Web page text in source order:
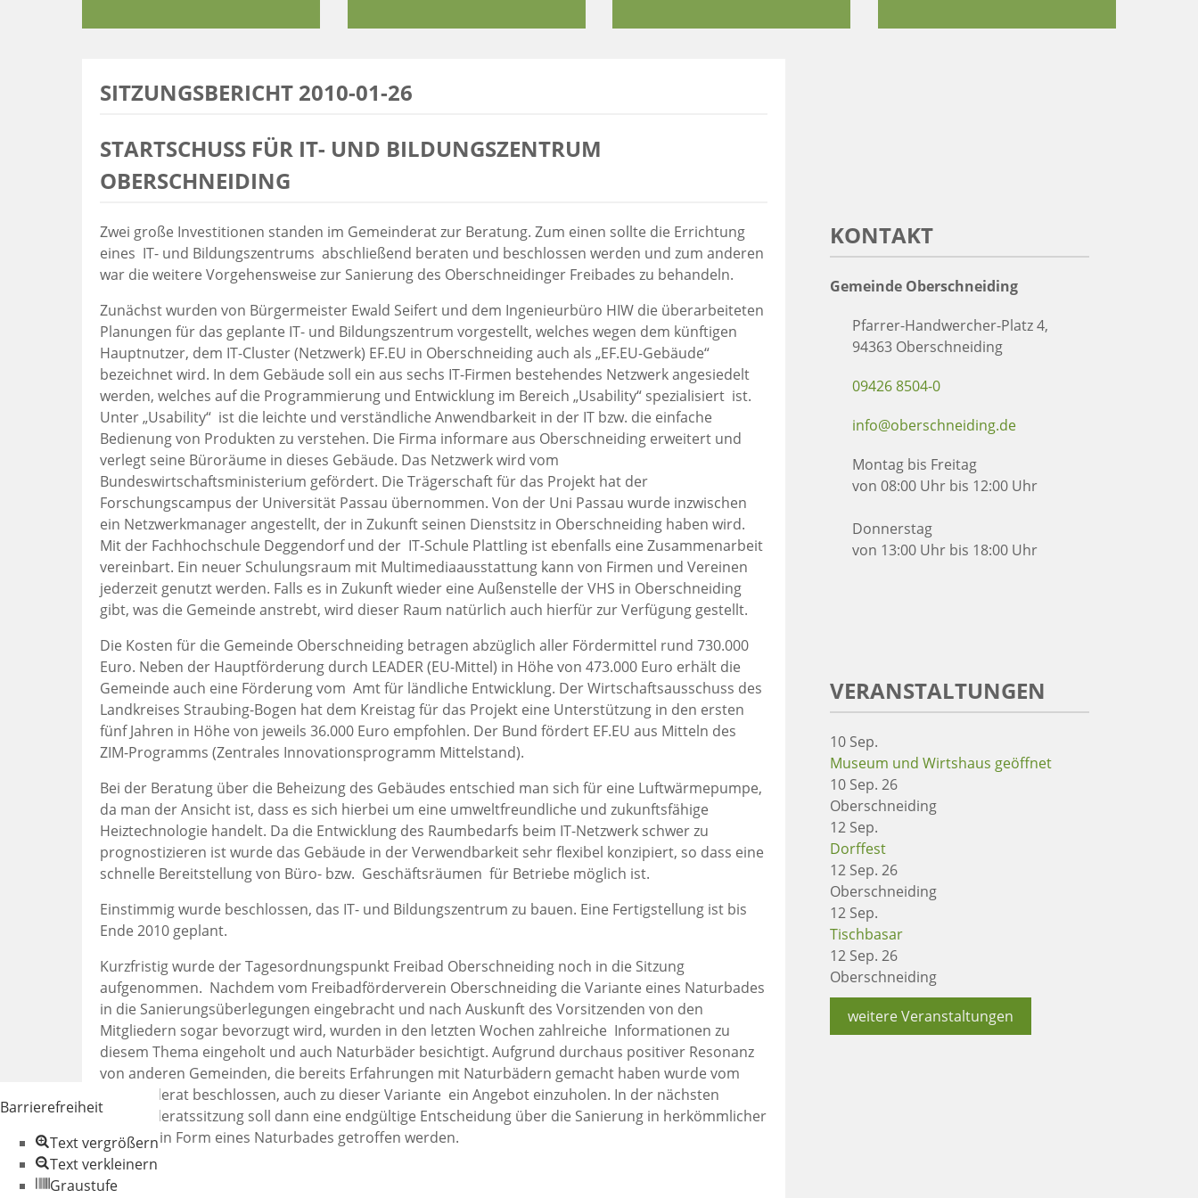
SITZUNGSBERICHT 2010-01-26
STARTSCHUSS FÜR IT- UND BILDUNGSZENTRUM
OBERSCHNEIDING
Zwei große Investitionen standen im Gemeinderat zur Beratung. Zum einen sollte die Errichtung
eines IT- und Bildungszentrums abschließend beraten und beschlossen werden und zum anderen
war die weitere Vorgehensweise zur Sanierung des Oberschneidinger Freibades zu behandeln.
Zunächst wurden von Bürgermeister Ewald Seifert und dem Ingenieurbüro HIW die überarbeiteten
Planungen für das geplante IT- und Bildungszentrum vorgestellt, welches wegen dem künftigen
Hauptnutzer, dem IT-Cluster (Netzwerk) EF.EU in Oberschneiding auch als „EF.EU-Gebäude“
bezeichnet wird. In dem Gebäude soll ein aus sechs IT-Firmen bestehendes Netzwerk angesiedelt
werden, welches auf die Programmierung und Entwicklung im Bereich „Usability“ spezialisiert ist.
Unter „Usability“ ist die leichte und verständliche Anwendbarkeit in der IT bzw. die einfache
Bedienung von Produkten zu verstehen. Die Firma informare aus Oberschneiding erweitert und
verlegt seine Büroräume in dieses Gebäude. Das Netzwerk wird vom
Bundeswirtschaftsministerium gefördert. Die Trägerschaft für das Projekt hat der
Forschungscampus der Universität Passau übernommen. Von der Uni Passau wurde inzwischen
ein Netzwerkmanager angestellt, der in Zukunft seinen Dienstsitz in Oberschneiding haben wird.
Mit der Fachhochschule Deggendorf und der IT-Schule Plattling ist ebenfalls eine Zusammenarbeit
vereinbart. Ein neuer Schulungsraum mit Multimediaausstattung kann von Firmen und Vereinen
jederzeit genutzt werden. Falls es in Zukunft wieder eine Außenstelle der VHS in Oberschneiding
gibt, was die Gemeinde anstrebt, wird dieser Raum natürlich auch hierfür zur Verfügung gestellt.
Die Kosten für die Gemeinde Oberschneiding betragen abzüglich aller Fördermittel rund 730.000
Euro. Neben der Hauptförderung durch LEADER (EU-Mittel) in Höhe von 473.000 Euro erhält die
Gemeinde auch eine Förderung vom Amt für ländliche Entwicklung. Der Wirtschaftsausschuss des
Landkreises Straubing-Bogen hat dem Kreistag für das Projekt eine Unterstützung in den ersten
fünf Jahren in Höhe von jeweils 36.000 Euro empfohlen. Der Bund fördert EF.EU aus Mitteln des
ZIM-Programms (Zentrales Innovationsprogramm Mittelstand).
Bei der Beratung über die Beheizung des Gebäudes entschied man sich für eine Luftwärmepumpe,
da man der Ansicht ist, dass es sich hierbei um eine umweltfreundliche und zukunftsfähige
Heiztechnologie handelt. Da die Entwicklung des Raumbedarfs beim IT-Netzwerk schwer zu
prognostizieren ist wurde das Gebäude in der Verwendbarkeit sehr flexibel konzipiert, so dass eine
schnelle Bereitstellung von Büro- bzw. Geschäftsräumen für Betriebe möglich ist.
Einstimmig wurde beschlossen, das IT- und Bildungszentrum zu bauen. Eine Fertigstellung ist bis
Ende 2010 geplant.
Kurzfristig wurde der Tagesordnungspunkt Freibad Oberschneiding noch in die Sitzung
aufgenommen. Nachdem vom Freibadförderverein Oberschneiding die Variante eines Naturbades
in die Sanierungsüberlegungen eingebracht und nach Auskunft des Vorsitzenden von den
Mitgliedern sogar bevorzugt wird, wurden in den letzten Wochen zahlreiche Informationen zu
diesem Thema eingeholt und auch Naturbäder besichtigt. Aufgrund durchaus positiver Resonanz
von anderen Gemeinden, die bereits Erfahrungen mit Naturbädern gemacht haben wurde vom
Gemeinderat beschlossen, auch zu dieser Variante ein Angebot einzuholen. In der nächsten
Gemeinderatssitzung soll dann eine endgültige Entscheidung über die Sanierung in herkömmlicher
Art oder in Form eines Naturbades getroffen werden.
KONTAKT
Gemeinde Oberschneiding
Pfarrer-Handwercher-Platz 4,
94363 Oberschneiding
09426 8504-0
info@oberschneiding.de
Montag bis Freitag
von 08:00 Uhr bis 12:00 Uhr
Donnerstag
von 13:00 Uhr bis 18:00 Uhr
VERANSTALTUNGEN
10 Sep.
Museum und Wirtshaus geöffnet
10 Sep. 26
Oberschneiding
12 Sep.
Dorffest
12 Sep. 26
Oberschneiding
12 Sep.
Tischbasar
12 Sep. 26
Oberschneiding
weitere Veranstaltungen
Barrierefreiheit
Text vergrößern
Text verkleinern
Graustufe